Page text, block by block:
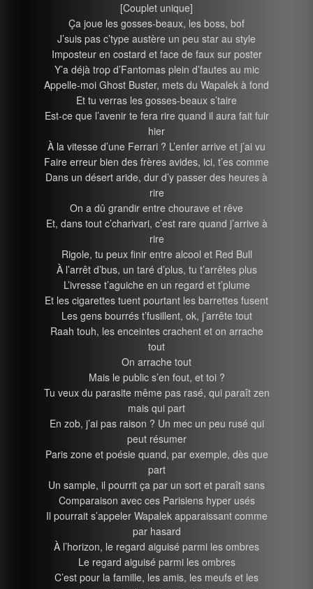
[Couplet unique]
Ça joue les gosses-beaux, les boss, bof
J’suis pas c’type austère un peu star au style
Imposteur en costard et face de faux sur poster
Y’a déjà trop d’Fantomas plein d’fautes au mic
Appelle-moi Ghost Buster, mets du Wapalek à fond
Et tu verras les gosses-beaux s’taire
Est-ce que l’avenir te fera rire quand il aura fait fuir
hier
À la vitesse d’une Ferrari ? L’enfer arrive et j’ai vu
Faire erreur bien des frères avides, ici, t’es comme
Dans un désert aride, dur d’y passer des heures à
rire
On a dû grandir entre chourave et rêve
Et, dans tout c’charivari, c’est rare quand j’arrive à
rire
Rigole, tu peux finir entre alcool et Red Bull
À l’arrêt d’bus, un taré d’plus, tu t’arrêtes plus
L’ivresse t’aguiche en un regard et t’plume
Et les cigarettes tuent pourtant les barrettes fusent
Les gens bourrés t’fusillent, ok, j’arrête tout
Raah touh, les enceintes crachent et on arrache
tout
On arrache tout
Mais le public s’en fout, et toi ?
Tu veux du parasite même pas rasé, qui paraît zen
mais qui part
En zob, j’ai pas raison ? Un mec un peu rusé qui
peut résumer
Paris zone et poésie quand, par exemple, dès que
part
Un sample, il pourrit ça par un sort et paraît sans
Comparaison avec ces Parisiens hyper usés
Il pourrait s’appeler Wapalek apparaissant comme
par hasard
À l’horizon, le regard aiguisé parmi les ombres
Le regard aiguisé parmi les ombres
C’est pour la famille, les amis, les meufs et les